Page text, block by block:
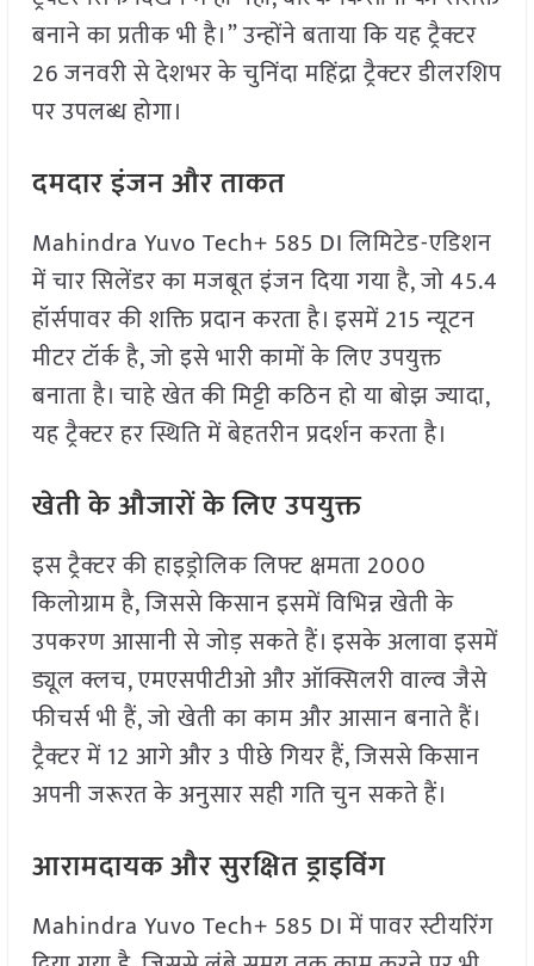
बनाने का प्रतीक भी है।” उन्होंने बताया कि यह ट्रैक्टर
26 जनवरी से देशभर के चुनिंदा महिंद्रा ट्रैक्टर डीलरशिप
पर उपलब्ध होगा।
दमदार इंजन और ताकत
Mahindra Yuvo Tech+ 585 DI लिमिटेड-एडिशन
में चार सिलेंडर का मजबूत इंजन दिया गया है, जो 45.4
हॉर्सपावर की शक्ति प्रदान करता है। इसमें 215 न्यूटन
मीटर टॉर्क है, जो इसे भारी कामों के लिए उपयुक्त
बनाता है। चाहे खेत की मिट्टी कठिन हो या बोझ ज्यादा,
यह ट्रैक्टर हर स्थिति में बेहतरीन प्रदर्शन करता है।
खेती के औजारों के लिए उपयुक्त
इस ट्रैक्टर की हाइड्रोलिक लिफ्ट क्षमता 2000
किलोग्राम है, जिससे किसान इसमें विभिन्न खेती के
उपकरण आसानी से जोड़ सकते हैं। इसके अलावा इसमें
ड्यूल क्लच, एमएसपीटीओ और ऑक्सिलरी वाल्व जैसे
फीचर्स भी हैं, जो खेती का काम और आसान बनाते हैं।
ट्रैक्टर में 12 आगे और 3 पीछे गियर हैं, जिससे किसान
अपनी जरूरत के अनुसार सही गति चुन सकते हैं।
आरामदायक और सुरक्षित ड्राइविंग
Mahindra Yuvo Tech+ 585 DI में पावर स्टीयरिंग